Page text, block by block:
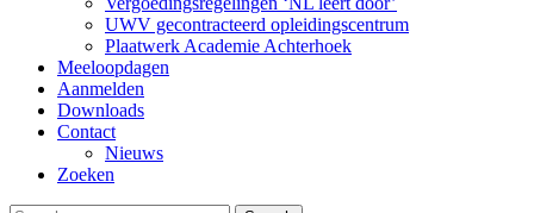
UWV gecontracteerd opleidingscentrum
Plaatwerk Academie Achterhoek
Meeloopdagen
Aanmelden
Downloads
Contact
Nieuws
Zoeken